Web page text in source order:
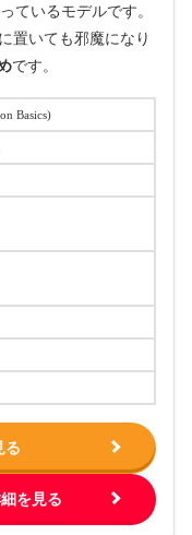
ているモデルです。
置いても邪魔になり
です。
Basics)
る
を見る